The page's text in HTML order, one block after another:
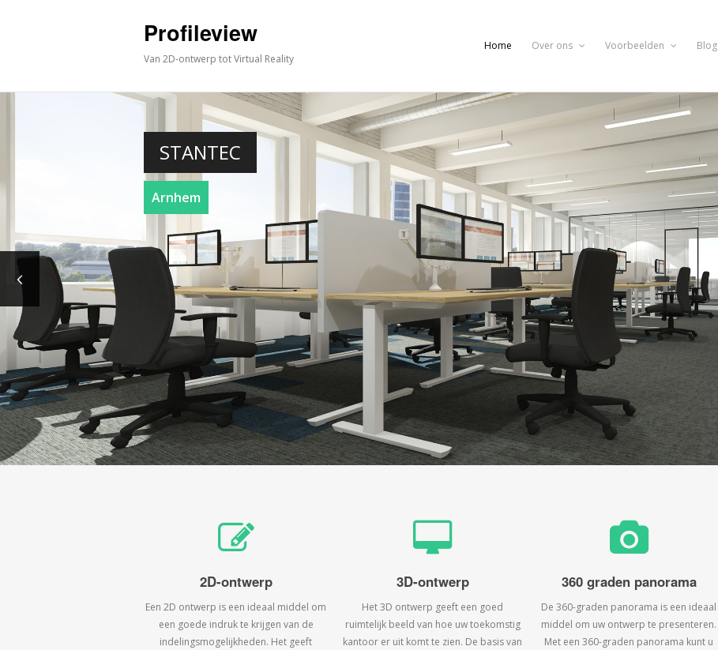
Profileview
Van 2D-ontwerp tot Virtual Reality
Home Over ons Voorbeelden Blog
STANTEC
Arnhem
2D-ontwerp
Een 2D ontwerp is een ideaal middel om
een goede indruk te krijgen van de
indelingsmogelijkheden. Het geeft
3D-ontwerp
Het 3D ontwerp geeft een goed
ruimtelijk beeld van hoe uw toekomstig
kantoor er uit komt te zien. De basis van
360 graden panorama
De 360-graden panorama is een ideaal
middel om uw ontwerp te presenteren.
Met een 360-graden panorama kunt u